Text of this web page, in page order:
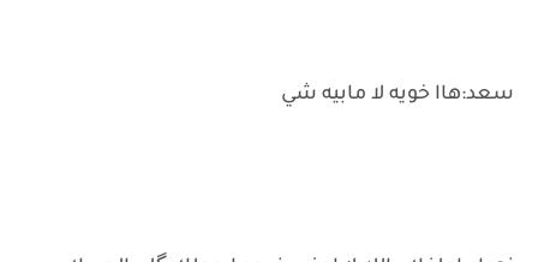
سعد:هاا خويه لا مابيه شي